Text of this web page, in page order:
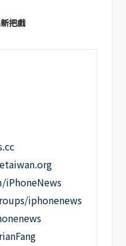
把戲
iPhoneNews
iphonenews